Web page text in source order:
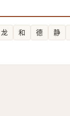
龙 和 德 静